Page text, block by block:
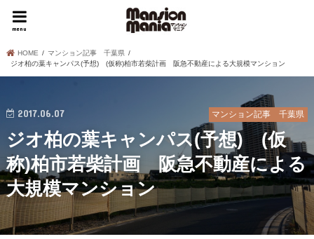
menu
HOME
マンション記事 千葉県
ジオ柏の葉キャンパス(予想) (仮称)柏市若柴計画 阪急不動産による大規模マンション
マンション記事 千葉県
2017.06.07
ジオ柏の葉キャンパス(予想) (仮
称)柏市若柴計画 阪急不動産による
大規模マンション